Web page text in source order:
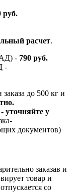
руб.
расчет.
- 790 руб.
-
до 500 кг и
уточняйте у
документов)
заказав и
товар и
со